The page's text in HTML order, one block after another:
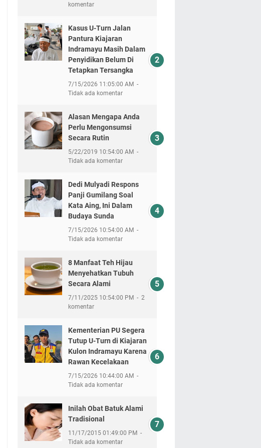
komentar
Kasus U-Turn Jalan
Pantura Kiajaran
Indramayu Masih Dalam
Penyidikan Belum Di
Tetapkan Tersangka
7/15/2026 11:05:00 AM
Tidak ada komentar
Alasan Mengapa Anda
Perlu Mengonsumsi
Secara Rutin
5/22/2019 10:54:00 AM
Tidak ada komentar
Dedi Mulyadi Respons
Panji Gumilang Soal
Kata Aing, Ini Dalam
Budaya Sunda
7/15/2026 10:54:00 AM
Tidak ada komentar
8 Manfaat Teh Hijau
Menyehatkan Tubuh
Secara Alami
7/11/2025 10:54:00 PM
2
komentar
Kementerian PU Segera
Tutup U-Turn di Kiajaran
Kulon Indramayu Karena
Rawan Kecelakaan
7/15/2026 10:44:00 AM
Tidak ada komentar
Inilah Obat Batuk Alami
Tradisional
11/17/2015 01:49:00 PM
Tidak ada komentar